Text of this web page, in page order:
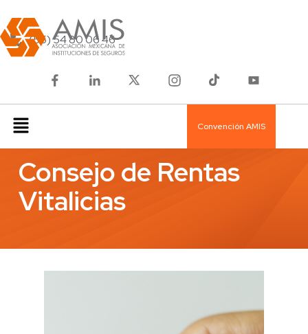
(55) 54 80 06 46
Convención AMIS
Consejo de Rentas
Vitalicias